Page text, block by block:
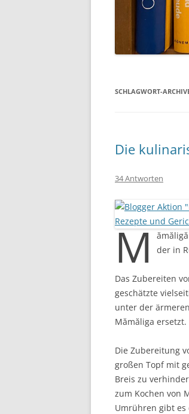
SCHLAGWORT-
Die
34 Antworten
M der in
Das Zubereiten
geschätzte
unter der
Mămăliga ersetzt.
Die Zubereitung
großen Topf mit
Breis zu
zum Kochen von
Umrühren gibt es